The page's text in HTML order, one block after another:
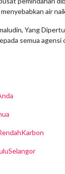
air
Yang
semua